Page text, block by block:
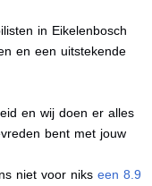
in Eikelenbosch
en een uitstekende
en wij doen er alles
bent met jouw
niet voor niks een 8.9